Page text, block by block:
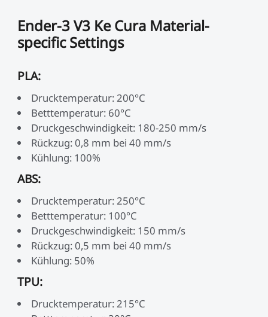
Ender-3 V3 Ke Cura Material-
specific Settings
PLA:
Drucktemperatur: 200°C
Betttemperatur: 60°C
Druckgeschwindigkeit: 180-250 mm/s
Rückzug: 0,8 mm bei 40 mm/s
Kühlung: 100%
ABS:
Drucktemperatur: 250°C
Betttemperatur: 100°C
Druckgeschwindigkeit: 150 mm/s
Rückzug: 0,5 mm bei 40 mm/s
Kühlung: 50%
TPU:
Drucktemperatur: 215°C